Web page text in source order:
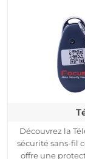
Découvrez la
sécurité sans-fil
offre une